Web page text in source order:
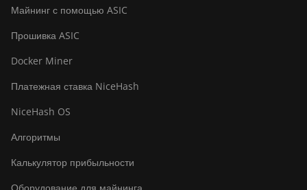
Майнинг с помощью ASIC
Прошивка ASIC
Docker Miner
Платежная ставка NiceHash
NiceHash OS
Алгоритмы
Калькулятор прибыльности